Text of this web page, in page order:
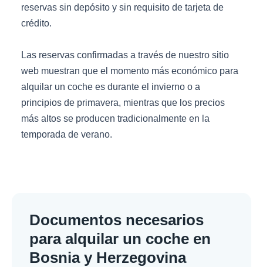
reservas sin depósito y sin requisito de tarjeta de
crédito.
Las reservas confirmadas a través de nuestro sitio
web muestran que el momento más económico para
alquilar un coche es durante el invierno o a
principios de primavera, mientras que los precios
más altos se producen tradicionalmente en la
temporada de verano.
Documentos necesarios
para alquilar un coche en
Bosnia y Herzegovina